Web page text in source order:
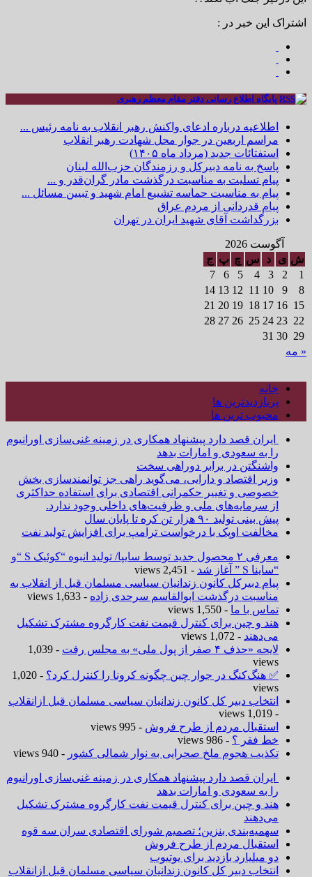
اشتراک این خبر در :
پایگاه اطلاع رسانی دفتر مقام معظم رهبری
اطلاعیه درباره ادعای واکنش رهبر انقلاب به نامه رئیس ...
مراسم اربعین در جوار محل شهادت رهبر انقلاب
استفتائات جدید (مرداد ماه ۱۴۰۵)
پاسخ به نامه دبیرکل و رزمندگان حزب‌الله لبنان
پیام تسلیت به مناسبت درگذشت مادر گران‌قدر و ...
پیام به مناسبت حماسه تشییع امام شهید و تبیین مسائل ...
پیام قدردانی از مردم عراق
بزرگداشت آقای شهید ایران در تهران
آگوست 2026
ش ی د س چ پ ج
1
2
3
4
5
6
7
8
9
10
11
12
13
14
15
16
17
18
19
20
21
22
23
24
25
26
27
28
29
30
31
« مه
خانه
پربازدیدترین ها
محبوب ترین ها
ایران قصد دارد پیشنهاد همکاری در زمینه غنی‌سازی اورانیوم
را به سعودی و امارات بدهد
واشنگتن در برابر دوراهی سخت
وزیر اقتصاد و دارایی، می‌گوید راهی جز توانمندسازی بخش
خصوصی و تغییر حکمرانی اقتصادی برای استفاده حداکثری
از سرمایه‌های ملی و ظرفیت‌های داخلی وجود ندارد.
پیش بینی تولید ۹۰ هزار تن کره تا پایان سال
مخالفت اوپک با درخواست ترامپ برای افزایش تولید نفت
معرفی ۲ محصول جدید توسط سایپا/ تولید انبوه “کوئیک S “و
“ساینا S ” آغاز شد
- 2,451 views
پیام دبیرکل کانون زندانیان سیاسی مسلمان قبل از انقلاب به
مناسبت درگذشت ابوالقاسم سرحدی زاده - 1,633 views
تماس با ما - 1,550 views
هند و چین برای کنترل قیمت نفت کارگروه مشترک تشکیل
می‌دهند - 1,072 views
لایحه «حذف ۴ صفر از پول ملی» به مجلس رفت
- 1,039
views
✅ هنگ‌کنگ در جوار چین چگونه کرونا را کنترل کرد؟
- 1,020
views
انتخاب دبیر کل کانون زندانیان سیاسی مسلمان قبل ازانقلاب
- 1,019 views
استقبال مردم از طرح فروش - 995 views
خط فقر ؟ - 986 views
تکذیب هجوم ملخ صحرایی به نوار شمالی کشور - 940 views
ایران قصد دارد پیشنهاد همکاری در زمینه غنی‌سازی اورانیوم
را به سعودی و امارات بدهد
هند و چین برای کنترل قیمت نفت کارگروه مشترک تشکیل
می‌دهند
سهمیه‌بندی بنزین؛ تصمیم شورای اقتصادی سران سه قوه
استقبال مردم از طرح فروش
دو میلیارد بازدید برای یوتیوب
انتخاب دبیر کل کانون زندانیان سیاسی مسلمان قبل ازانقلاب